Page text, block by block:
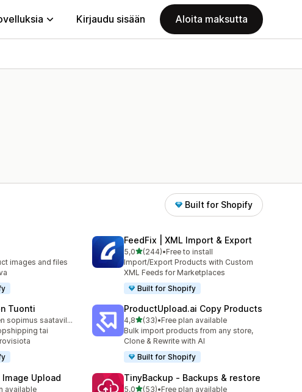
Kirjaudu sisään Aloita maksutta
Built for Shopify
images and files
FeedFix | XML Import & Export
5,0/ 5 tähteä
(244)
244 arvostelua yhteensä
•Free to install
Import/Export Products with Custom
XML Feeds for Marketplaces
Built for Shopify
Tuonti
Ilmainen sopimus saatavilla
tai
ProductUpload.ai Copy Products
4,8/ 5 tähteä
(33)
33 arvostelua yhteensä
•Free plan available
Bulk import products from any store,
Clone & Rewrite with AI
Built for Shopify
Image Upload
available
TinyBackup ‑ Backups & restore
5,0/ 5 tähteä
(53)•Free plan available